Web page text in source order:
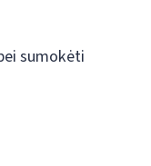
sumokėti